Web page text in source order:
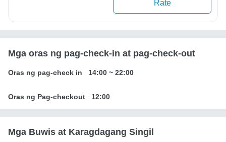
Rate
Mga oras ng pag-check-in at pag-check-out
Oras ng pag-check in 14:00 ~ 22:00
Oras ng Pag-checkout 12:00
Mga Buwis at Karagdagang Singil